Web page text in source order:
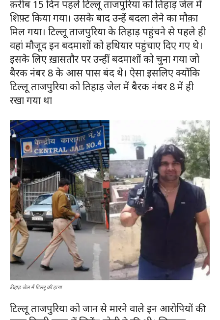
क़रीब 15 दिन पहले टिल्लू ताजपुरिया को तिहाड़ जेल में
शिफ़्ट किया गया। उसके बाद उन्हें बदला लेने का मौक़ा
मिल गया। टिल्लू ताजपुरिया के तिहाड़ पहुंचने से पहले ही
वहां मौजूद इन बदमाशों को हथियार पहुंचाए दिए गए थे।
इसके लिए ख़ासतौर पर उन्हीं बदमाशों को चुना गया जो
बैरक नंबर 8 के आस पास बंद थे। ऐसा इसलिए क्योंकि
टिल्लू ताजपुरिया को तिहाड़ जेल में बैरक नंबर 8 में ही
रखा गया था
तिहाड़ जेल में टिल्लू की हत्या
टिल्लू ताजपुरिया को जान से मारने वाले इन आरोपियों की